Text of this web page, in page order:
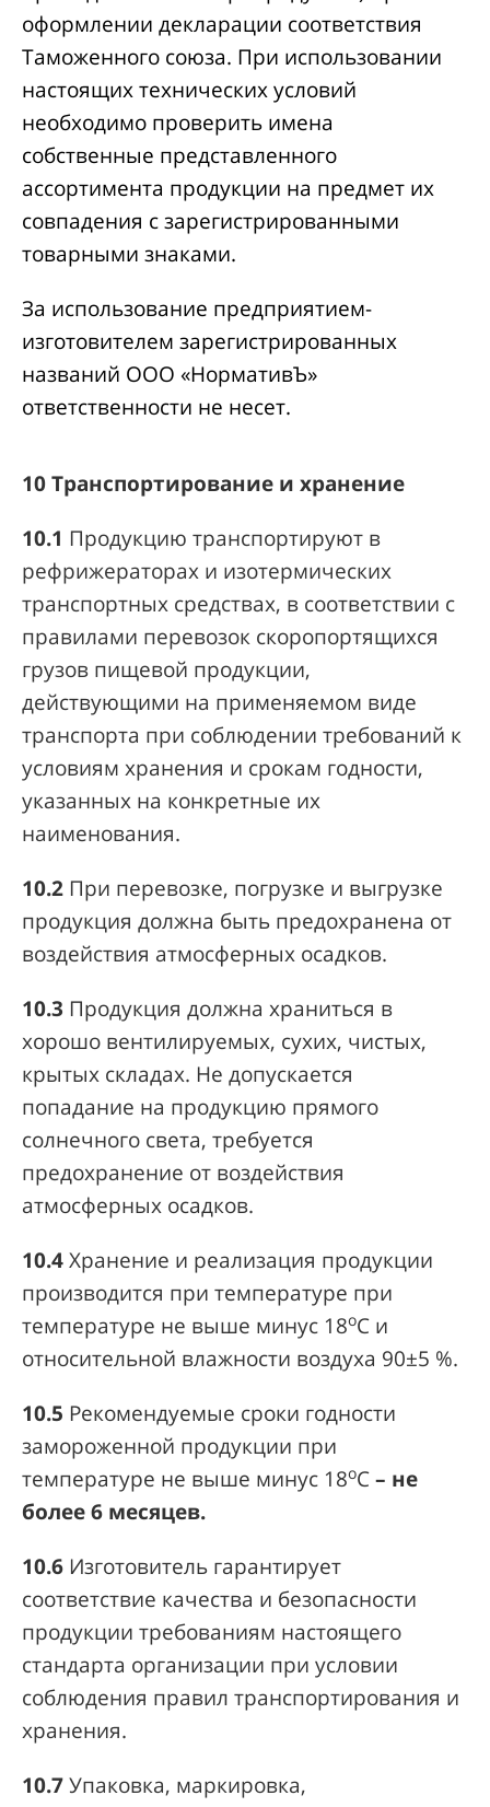
оформлении декларации соответствия
Таможенного союза. При использовании
настоящих технических условий
необходимо проверить имена
собственные представленного
ассортимента продукции на предмет их
совпадения с зарегистрированными
товарными знаками.
За использование предприятием-
изготовителем зарегистрированных
названий ООО «НормативЪ»
ответственности не несет.
10 Транспортирование и хранение
10.1 Продукцию транспортируют в
рефрижераторах и изотермических
транспортных средствах, в соответствии с
правилами перевозок скоропортящихся
грузов пищевой продукции,
действующими на применяемом виде
транспорта при соблюдении требований к
условиям хранения и срокам годности,
указанных на конкретные их
наименования.
10.2 При перевозке, погрузке и выгрузке
продукция должна быть предохранена от
воздействия атмосферных осадков.
10.3 Продукция должна храниться в
хорошо вентилируемых, сухих, чистых,
крытых складах. Не допускается
попадание на продукцию прямого
солнечного света, требуется
предохранение от воздействия
атмосферных осадков.
10.4Хранение и реализация продукции
производится при температуре при
температуре не выше минус 18оС и
относительной влажности воздуха 90±5 %.
10.5 Рекомендуемые сроки годности
замороженной продукции при
температуре не выше минус 18оС– не
более 6 месяцев.
10.6 Изготовитель гарантирует
соответствие качества и безопасности
продукции требованиям настоящего
стандарта организации при условии
соблюдения правил транспортирования и
хранения.
10.7Упаковка, маркировка,